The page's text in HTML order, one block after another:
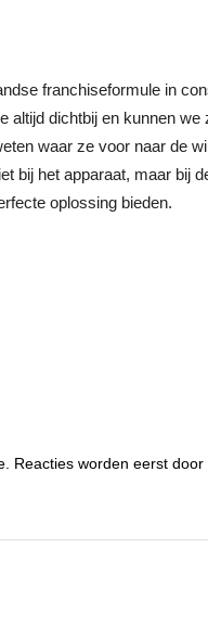
franchiseformule in
altijd dichtbij en kunnen
waar ze voor naar de
bij het apparaat, maar bij
oplossing bieden.
Reacties worden eerst